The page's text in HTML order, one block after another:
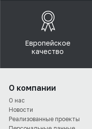
Европейское
качество
О компании
О нас
Новости
Реализованные проекты